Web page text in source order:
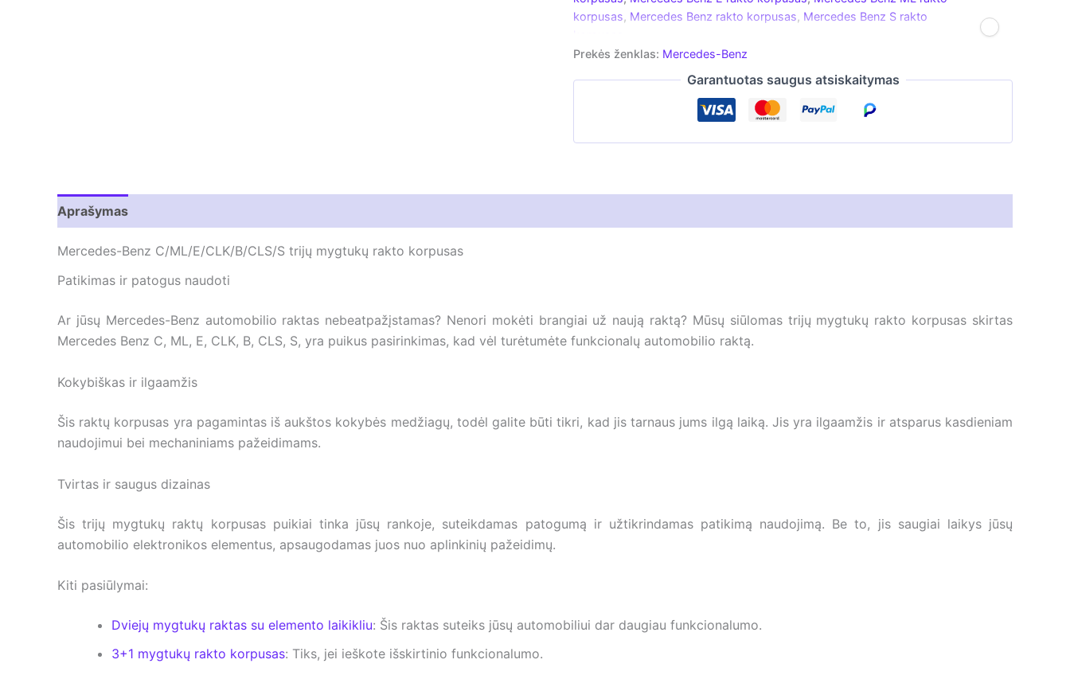
|
|
E
|
|
korpusas, Mercedes Benz rakto korpusas, Mercedes Benz S rakto
Prekės ženklas: Mercedes-Benz
Garantuotas saugus atsiskaitymas
Aprašymas
Mercedes-Benz C/ML/E/CLK/B/CLS/S trijų mygtukų rakto korpusas
Patikimas ir patogus naudoti
Ar jūsų Mercedes-Benz automobilio raktas nebeatpažįstamas? Nenori mokėti brangiai už naują raktą? Mūsų siūlomas trijų mygtukų rakto korpusas skirtas
Mercedes Benz C, ML, E, CLK, B, CLS, S, yra puikus pasirinkimas, kad vėl turėtumėte funkcionalų automobilio raktą.
Kokybiškas ir ilgaamžis
Šis raktų korpusas yra pagamintas iš aukštos kokybės medžiagų, todėl galite būti tikri, kad jis tarnaus jums ilgą laiką. Jis yra ilgaamžis ir atsparus kasdieniam
naudojimui bei mechaniniams pažeidimams.
Tvirtas ir saugus dizainas
Šis trijų mygtukų raktų korpusas puikiai tinka jūsų rankoje, suteikdamas patogumą ir užtikrindamas patikimą naudojimą. Be to, jis saugiai laikys jūsų
automobilio elektronikos elementus, apsaugodamas juos nuo aplinkinių pažeidimų.
Kiti pasiūlymai:
Dviejų mygtukų raktas su elemento laikikliu: Šis raktas suteiks jūsų automobiliui dar daugiau funkcionalumo.
3+1 mygtukų rakto korpusas: Tiks, jei ieškote išskirtinio funkcionalumo.